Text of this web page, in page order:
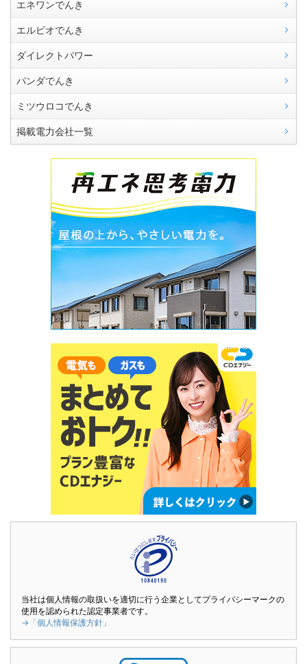
エネワンでんき
エルピオでんき
ダイレクトパワー
パンダでんき
ミツウロコでんき
掲載電力会社一覧
当社は個人情報の取扱いを適切に行う企業としてプライバシーマークの
使用を認められた認定事業者です。
→「個人情報保護方針」